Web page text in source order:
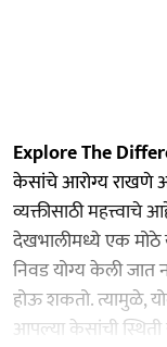
Explore The
केसांचे आरोग्य राखणे
व्यक्तीसाठी
देखभालीमध्ये एक
निवड योग्य केली जात
होऊ शकतो. त्यामुळे,
आपल्या केसांची